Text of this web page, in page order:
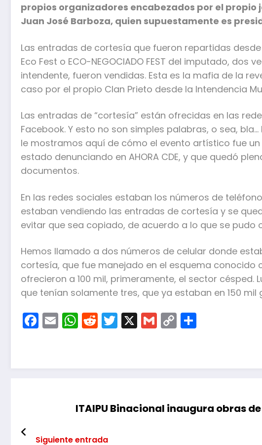
propios organizadores encabezados por el propio
Juan José Barboza, quien supuestamente es
Las entradas de cortesía que fueron repartidas
Eco Fest o ECO-NEGOCIADO FEST del imputado, dos
intendente, fueron vendidas. Esta es la mafia de la
caso por el propio Clan Prieto desde la Intendencia
Las entradas de “cortesía” están ofrecidas en las
Facebook. Y esto no son simples palabras, o sea,
le mostramos aquí de cómo el evento artístico fue
estado denunciando en AHORA CDE, y que quedó
documentos.
En las redes sociales estaban los números de
estaban vendiendo las entradas de cortesía y se
evitar que sea copiado, de acuerdo a lo que se pudo
Hemos llamado a dos números de celular donde
cortesía, que fue manejado en el esquema conocido
ofrecieron a 100 mil, primeramente, el sector césped.
que tenían solamente tres, que ya estaban en 150 mil
Facebook
EmailWhatsApp
Reddit
Twitter
X Gmail
Copy
Link
ITAIPU Binacional inaugura obras
Siguiente entrada